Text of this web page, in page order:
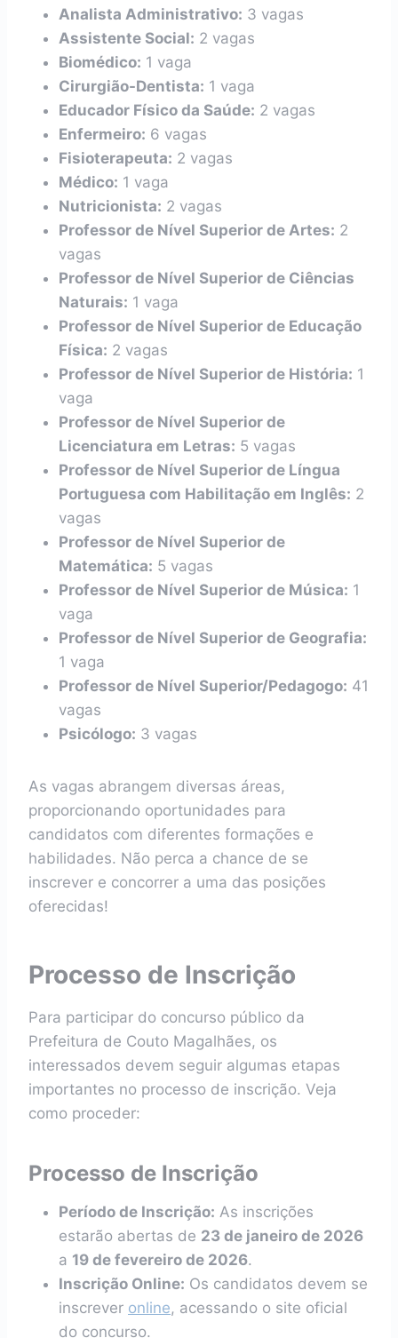
Analista Administrativo: 3 vagas
Assistente Social: 2 vagas
Biomédico: 1 vaga
Cirurgião-Dentista: 1 vaga
Educador Físico da Saúde: 2 vagas
Enfermeiro: 6 vagas
Fisioterapeuta: 2 vagas
Médico: 1 vaga
Nutricionista: 2 vagas
Professor de Nível Superior de Artes: 2
vagas
Professor de Nível Superior de Ciências
Naturais: 1 vaga
Professor de Nível Superior de Educação
Física: 2 vagas
Professor de Nível Superior de História: 1
vaga
Professor de Nível Superior de
Licenciatura em Letras: 5 vagas
Professor de Nível Superior de Língua
Portuguesa com Habilitação em Inglês: 2
vagas
Professor de Nível Superior de
Matemática: 5 vagas
Professor de Nível Superior de Música: 1
vaga
Professor de Nível Superior de Geografia:
1 vaga
Professor de Nível Superior/Pedagogo: 41
vagas
Psicólogo: 3 vagas
As vagas abrangem diversas áreas,
proporcionando oportunidades para
candidatos com diferentes formações e
habilidades. Não perca a chance de se
inscrever e concorrer a uma das posições
oferecidas!
Processo de Inscrição
Para participar do concurso público da
Prefeitura de Couto Magalhães, os
interessados devem seguir algumas etapas
importantes no processo de inscrição. Veja
como proceder:
Processo de Inscrição
Período de Inscrição: As inscrições
estarão abertas de 23 de janeiro de 2026
a 19 de fevereiro de 2026.
Inscrição Online: Os candidatos devem se
inscrever online, acessando o site oficial
do concurso.